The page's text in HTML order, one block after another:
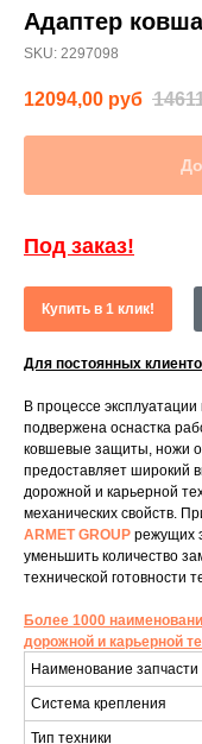
Адаптер
SKU: 2297098
12094,00 руб
Под заказ!
Купить в 1 клик!
Для постоянных
В процессе
подвержена оснастка
ковшевые защиты, ножи
предоставляет широкий
дорожной и карьерной
механических свойств.
ARMET GROUP режущих
уменьшить количество
технической готовности
Более 1000
дорожной и карьерной
Наименование запчасти
Система крепления
Тип техники